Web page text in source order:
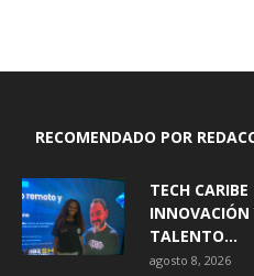
RECOMENDADO POR
TECH
INNOVACIÓN
TALENTO...
agosto 8, 2026